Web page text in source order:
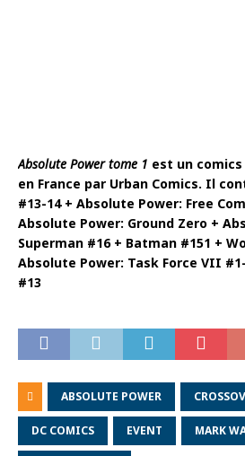
Absolute Power tome 1 est un comics
en France par Urban Comics. Il
#13-14 + Absolute Power: Free
Absolute Power: Ground Zero +
Superman #16 + Batman #151 +
Absolute Power: Task Force VII
#13
ABSOLUTE POWER
DC COMICS EVENT MARK